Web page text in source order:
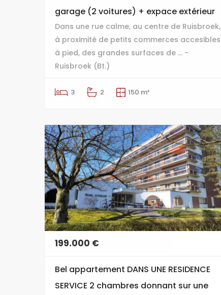
garage (2 voitures) + expace extérieur
Dans une rue calme, au centre de Ruisbroek,
à proximité de petits commerces accesibles
à pied, des grandes surfaces de ... -
Ruisbroek (Bt.)
3 2 150 m²
199.000 €
Bel appartement DANS UNE RESIDENCE
SERVICE 2 chambres donnant sur une